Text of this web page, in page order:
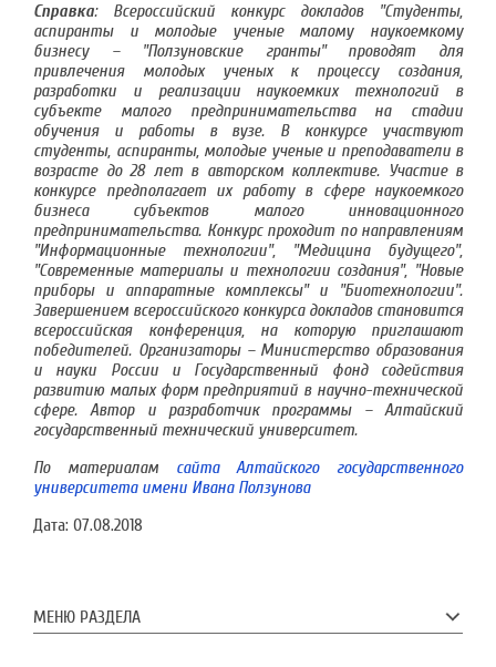
Справка: Всероссийский конкурс докладов "Студенты,
аспиранты и молодые ученые малому наукоемкому
бизнесу – "Ползуновские гранты" проводят для
привлечения молодых ученых к процессу создания,
разработки и реализации наукоемких технологий в
субъекте малого предпринимательства на стадии
обучения и работы в вузе. В конкурсе участвуют
студенты, аспиранты, молодые ученые и преподаватели в
возрасте до 28 лет в авторском коллективе. Участие в
конкурсе предполагает их работу в сфере наукоемкого
бизнеса субъектов малого инновационного
предпринимательства. Конкурс проходит по направлениям
"Информационные технологии", "Медицина будущего",
"Современные материалы и технологии создания", "Новые
приборы и аппаратные комплексы" и "Биотехнологии".
Завершением всероссийского конкурса докладов становится
всероссийская конференция, на которую приглашают
победителей. Организаторы – Министерство образования
и науки России и Государственный фонд содействия
развитию малых форм предприятий в научно-технической
сфере. Автор и разработчик программы – Алтайский
государственный технический университет.
По материалам сайта Алтайского государственного
университета имени Ивана Ползунова
Дата: 07.08.2018
МЕНЮ РАЗДЕЛА